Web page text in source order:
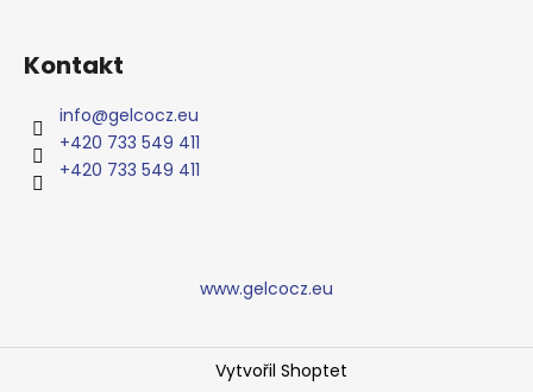
Kontakt
info@gelcocz.eu
+420 733 549 411
+420 733 549 411
www.gelcocz.eu
Vytvořil Shoptet